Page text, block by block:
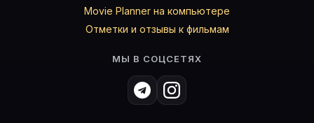
Movie Planner на компьютере
Отметки и отзывы к фильмам
МЫ В СОЦСЕТЯХ